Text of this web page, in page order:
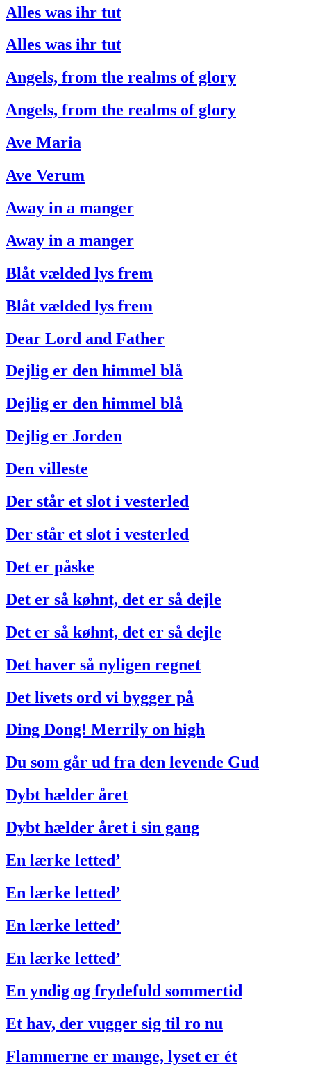
Alles was ihr tut
Alles was ihr tut
Angels, from the realms of glory
Angels, from the realms of glory
Ave Maria
Ave Verum
Away in a manger
Away in a manger
Blåt vælded lys frem
Blåt vælded lys frem
Dear Lord and Father
Dejlig er den himmel blå
Dejlig er den himmel blå
Dejlig er Jorden
Den villeste
Der står et slot i vesterled
Der står et slot i vesterled
Det er påske
Det er så køhnt, det er så dejle
Det er så køhnt, det er så dejle
Det haver så nyligen regnet
Det livets ord vi bygger på
Ding Dong! Merrily on high
Du som går ud fra den levende Gud
Dybt hælder året
Dybt hælder året i sin gang
En lærke letted’
En lærke letted’
En lærke letted’
En lærke letted’
En yndig og frydefuld sommertid
Et hav, der vugger sig til ro nu
Flammerne er mange, lyset er ét